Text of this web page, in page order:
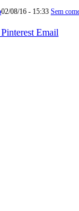
02/08/16 - 15:33 Sem
Pinterest Email